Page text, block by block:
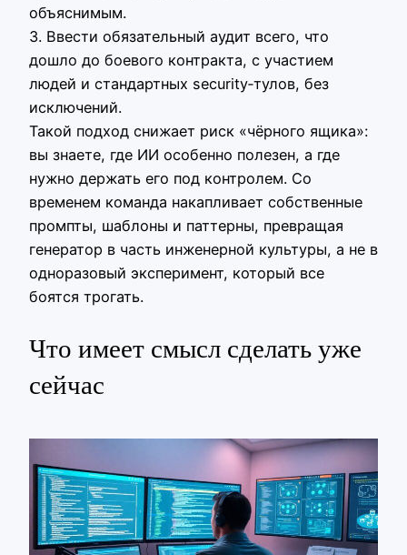
объяснимым.
3. Ввести обязательный аудит всего, что
дошло до боевого контракта, с участием
людей и стандартных security‑тулов, без
исключений.
Такой подход снижает риск «чёрного ящика»:
вы знаете, где ИИ особенно полезен, а где
нужно держать его под контролем. Со
временем команда накапливает собственные
промпты, шаблоны и паттерны, превращая
генератор в часть инженерной культуры, а не в
одноразовый эксперимент, который все
боятся трогать.
Что имеет смысл сделать уже
сейчас